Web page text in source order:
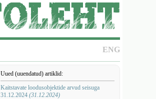
ENG
Uued (uuendatud) artiklid:
Kaitstavate loodusobjektide arvud seisuga
31.12.2024 (31.12.2024)